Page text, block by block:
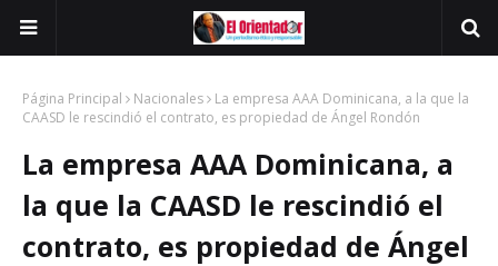
Página Principal Nacionales
La empresa AAA Dominicana, a la que la
CAASD le rescindió el contrato, es propiedad de Ángel Rondón
La empresa AAA Dominicana, a
la que la CAASD le rescindió el
contrato, es propiedad de Ángel